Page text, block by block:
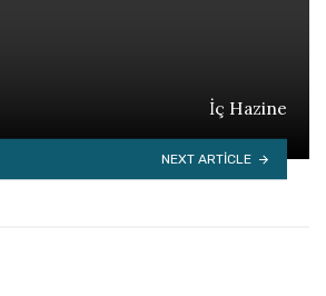
İç Hazine
NEXT ARTICLE